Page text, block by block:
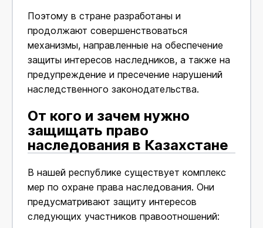
Поэтому в стране разработаны и
продолжают совершенствоваться
механизмы, направленные на обеспечение
защиты интересов наследников, а также на
предупреждение и пресечение нарушений
наследственного законодательства.
От кого и зачем нужно
защищать право
наследования в Казахстане
В нашей республике существует комплекс
мер по охране права наследования. Они
предусматривают защиту интересов
следующих участников правоотношений: